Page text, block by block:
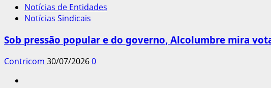
Notícias de Entidades
Notícias Sindicais
Sob pressão popular e do governo, Alcolumbre mira
Contricom 30/07/20260